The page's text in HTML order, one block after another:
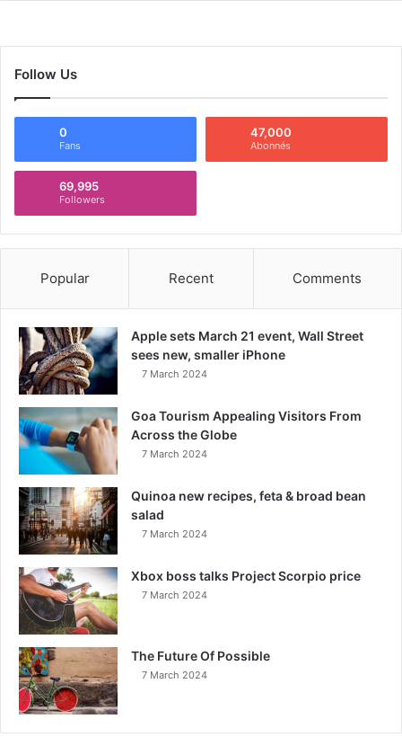
Follow Us
0
Fans
47,000
Abonnés
69,995
Followers
Popular Recent Comments
Apple sets March 21 event, Wall Street
sees new, smaller iPhone
7 March 2024
Goa Tourism Appealing Visitors From
Across the Globe
7 March 2024
Quinoa new recipes, feta & broad bean
salad
7 March 2024
Xbox boss talks Project Scorpio price
7 March 2024
The Future Of Possible
7 March 2024